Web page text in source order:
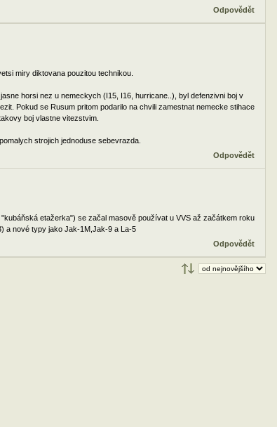
Odpovědět
miry diktovana pouzitou technikou.
horsi nez u nemeckych (I15, I16, hurricane..), byl defenzivni boj v
Pokud se Rusum pritom podarilo na chvili zamestnat nemecke stihace
boj vlastne vitezstvim.
strojich jednoduse sebevrazda.
Odpovědět
etažerka") se začal masově používat u VVS až začátkem roku
a nové typy jako Jak-1M,Jak-9 a La-5
Odpovědět